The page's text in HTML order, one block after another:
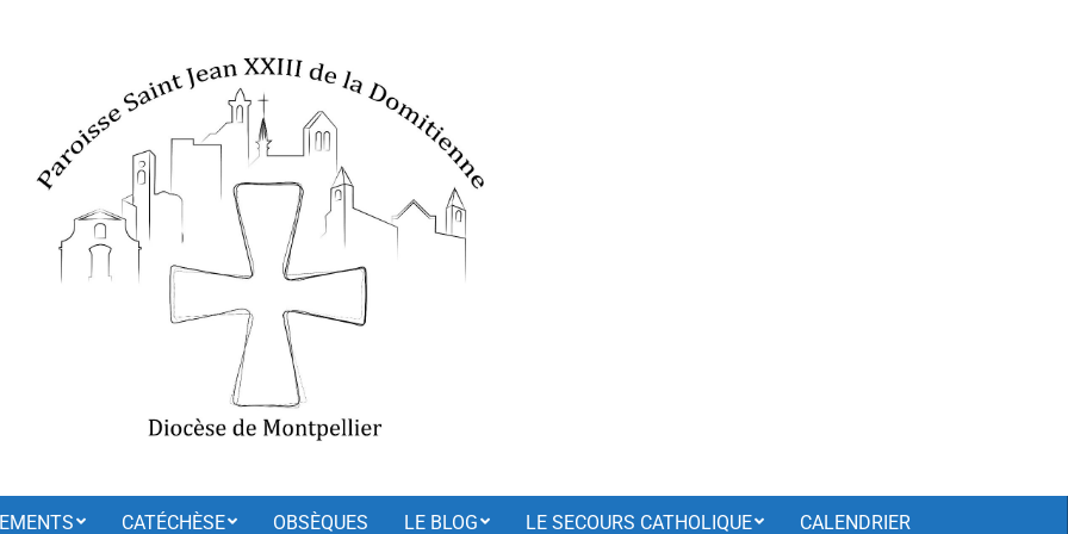
CATÉCHÈSE OBSÈQUES LE BLOG LE SECOURS CATHOLIQUE CALENDRIER